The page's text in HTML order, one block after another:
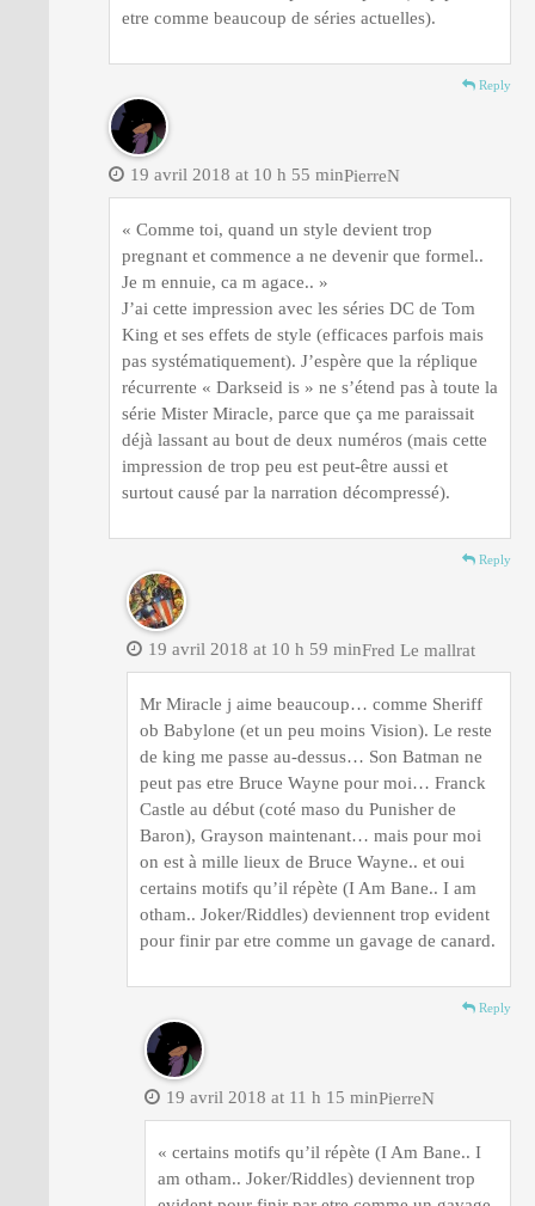
etre comme beaucoup de séries actuelles).
Reply
PierreN
19 avril 2018 at 10 h 55 min
« Comme toi, quand un style devient trop
pregnant et commence a ne devenir que formel..
Je m ennuie, ca m agace.. »
J’ai cette impression avec les séries DC de Tom
King et ses effets de style (efficaces parfois mais
pas systématiquement). J’espère que la réplique
récurrente « Darkseid is » ne s’étend pas à toute la
série Mister Miracle, parce que ça me paraissait
déjà lassant au bout de deux numéros (mais cette
impression de trop peu est peut-être aussi et
surtout causé par la narration décompressé).
Reply
Fred Le mallrat
19 avril 2018 at 10 h 59 min
Mr Miracle j aime beaucoup… comme Sheriff
ob Babylone (et un peu moins Vision). Le reste
de king me passe au-dessus… Son Batman ne
peut pas etre Bruce Wayne pour moi… Franck
Castle au début (coté maso du Punisher de
Baron), Grayson maintenant… mais pour moi
on est à mille lieux de Bruce Wayne.. et oui
certains motifs qu’il répète (I Am Bane.. I am
otham.. Joker/Riddles) deviennent trop evident
pour finir par etre comme un gavage de canard.
Reply
PierreN
19 avril 2018 at 11 h 15 min
« certains motifs qu’il répète (I Am Bane.. I
am otham.. Joker/Riddles) deviennent trop